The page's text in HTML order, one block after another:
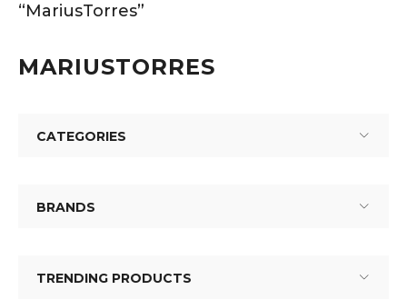
“MariusTorres”
MARIUSTORRES
CATEGORIES
BRANDS
TRENDING PRODUCTS